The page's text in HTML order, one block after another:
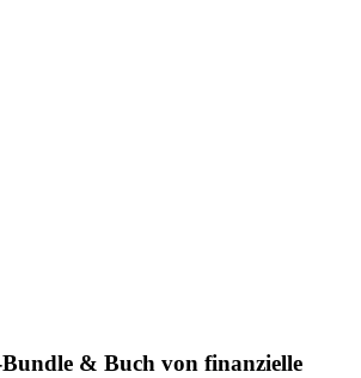
& Buch von finanzielle